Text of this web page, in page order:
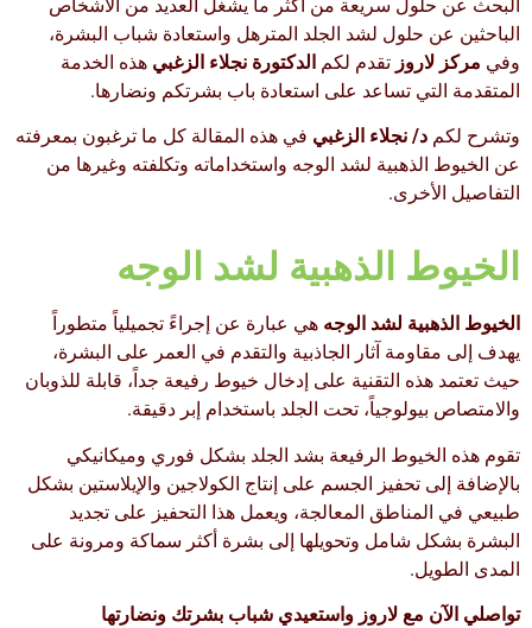
البحث عن حلول سريعة من أكثر ما يشغل العديد من الأشخاص
الباحثين عن حلول لشد الجلد المترهل واستعادة شباب البشرة،
وفي مركز لاروز تقدم لكم الدكتورة نجلاء الزغبي هذه الخدمة
المتقدمة التي تساعد على استعادة باب بشرتكم ونضارها.
وتشرح لكم د/ نجلاء الزغبي في هذه المقالة كل ما ترغبون بمعرفته
عن الخيوط الذهبية لشد الوجه واستخداماته وتكلفته وغيرها من
التفاصيل الأخرى.
الخيوط الذهبية لشد الوجه
الخيوط الذهبية لشد الوجه هي عبارة عن إجراءً تجميلياً متطوراً
يهدف إلى مقاومة آثار الجاذبية والتقدم في العمر على البشرة،
حيث تعتمد هذه التقنية على إدخال خيوط رفيعة جداً، قابلة للذوبان
والامتصاص بيولوجياً، تحت الجلد باستخدام إبر دقيقة.
تقوم هذه الخيوط الرفيعة بشد الجلد بشكل فوري وميكانيكي
بالإضافة إلى تحفيز الجسم على إنتاج الكولاجين والإيلاستين بشكل
طبيعي في المناطق المعالجة، ويعمل هذا التحفيز على تجديد
البشرة بشكل شامل وتحويلها إلى بشرة أكثر سماكة ومرونة على
المدى الطويل.
تواصلي الآن مع لاروز واستعيدي شباب بشرتك ونضارتها